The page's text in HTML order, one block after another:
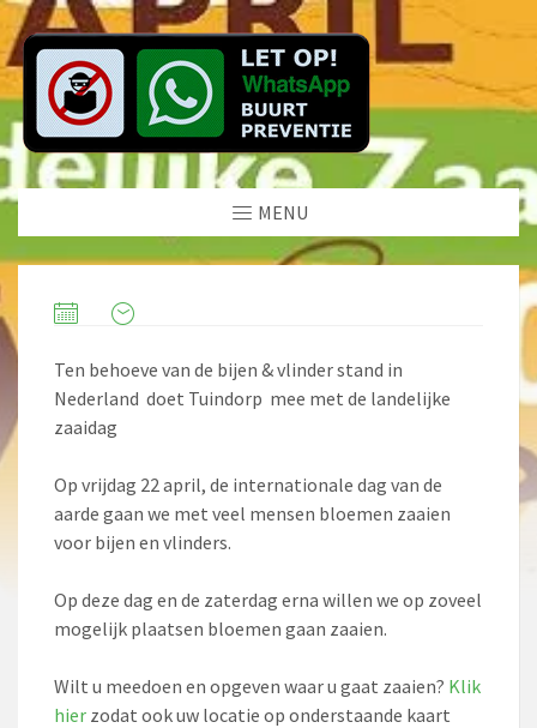
MENU
Ten behoeve van de bijen & vlinder stand in
Nederland doet Tuindorp mee met de landelijke
zaaidag
Op vrijdag 22 april, de internationale dag van de
aarde gaan we met veel mensen bloemen zaaien
voor bijen en vlinders.
Op deze dag en de zaterdag erna willen we op zoveel
mogelijk plaatsen bloemen gaan zaaien.
Wilt u meedoen en opgeven waar u gaat zaaien? Klik
hier zodat ook uw locatie op onderstaande kaart